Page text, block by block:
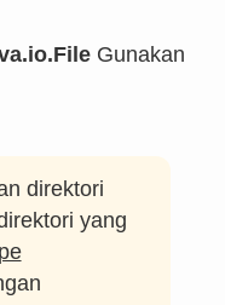
Gunakan
direktori
yang